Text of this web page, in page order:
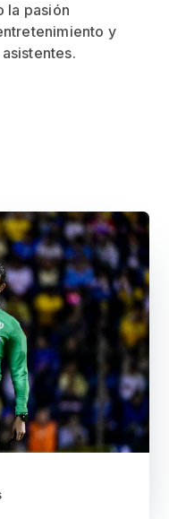
la pasión
y